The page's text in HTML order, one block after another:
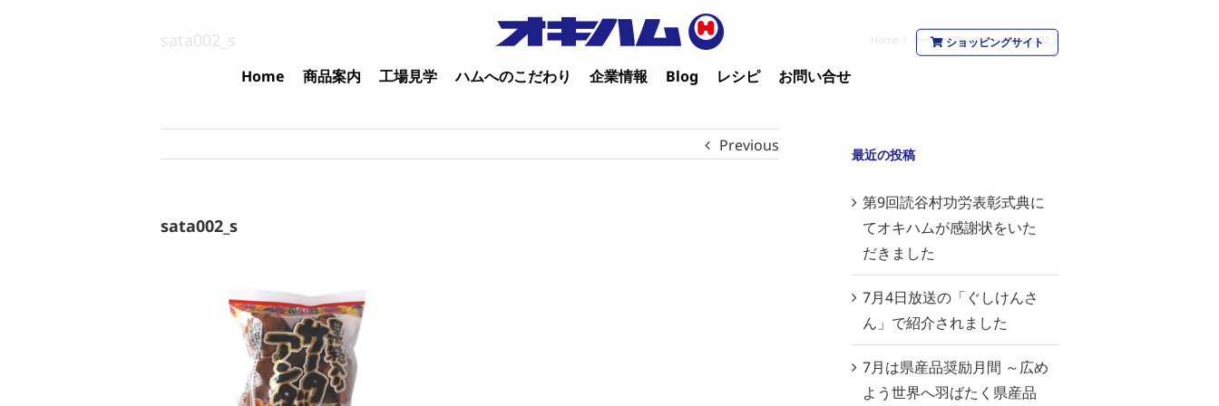
ショッピングサイト
Home 商品案内 工場見学 ハムへのこだわり 企業情報 Blog レシピ お問い合せ
sata002_s Home サーターアンダギー / sata002_s
Previous
sata002_s
最近の投稿
第9回読谷村功労表彰式典に
てオキハムが感謝状をいた
だきました
7月4日放送の「ぐしけんさ
ん」で紹介されました
7月は県産品奨励月間 ～広め
よう世界へ羽ばたく県産品